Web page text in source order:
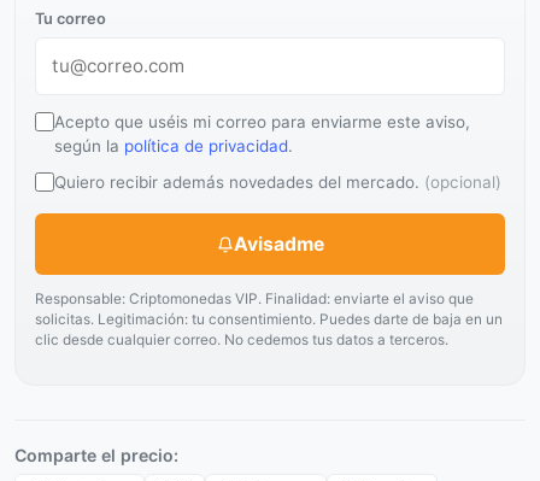
Tu correo
Acepto que uséis mi correo para enviarme este aviso,
según la política de privacidad.
Quiero recibir además novedades del mercado. (opcional)
Avisadme
Responsable: Criptomonedas VIP. Finalidad: enviarte el aviso que
solicitas. Legitimación: tu consentimiento. Puedes darte de baja en un
clic desde cualquier correo. No cedemos tus datos a terceros.
Comparte el precio: